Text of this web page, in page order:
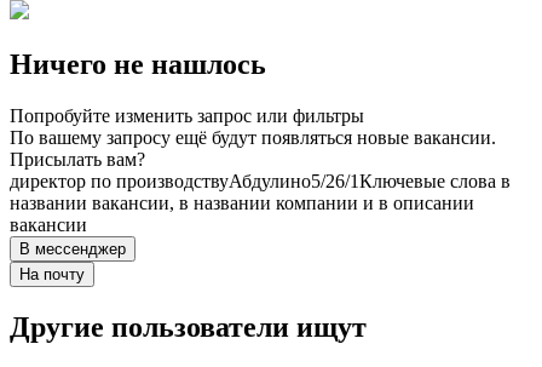
Ничего не нашлось
Попробуйте изменить запрос или фильтры
По вашему запросу ещё будут появляться новые вакансии.
Присылать вам?
директор по производствуАбдулино5/26/1Ключевые слова в
названии вакансии, в названии компании и в описании
вакансии
В мессенджер
На почту
Другие пользователи ищут